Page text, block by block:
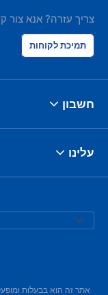
צריך עזרה? אנא
תמיכת לקוחות
חשבון
עלינו